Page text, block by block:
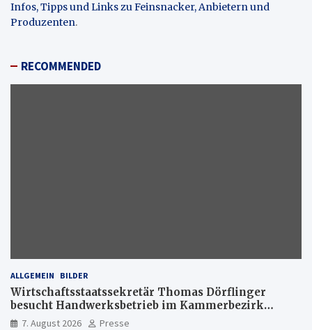
Infos, Tipps und Links zu Feinsnacker, Anbietern und
Produzenten.
RECOMMENDED
ALLGEMEIN BILDER
Wirtschaftsstaatssekretär Thomas Dörflinger
besucht Handwerksbetrieb im Kammerbezirk
Freiburg
7. August 2026 Presse